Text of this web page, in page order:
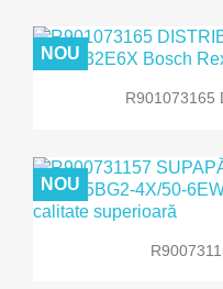
R901073165
NOU
NOU